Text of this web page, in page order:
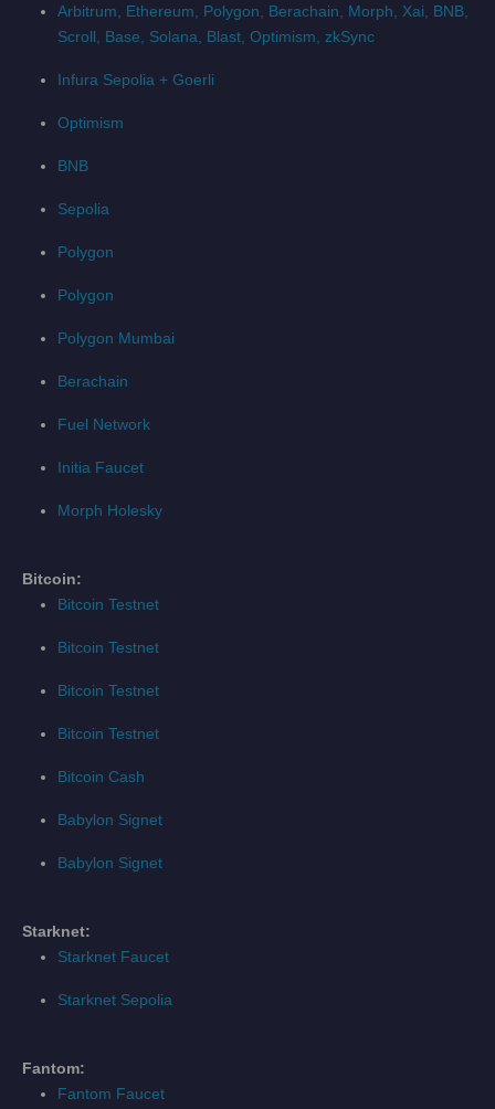
Arbitrum, Ethereum, Polygon, Berachain, Morph, Xai, BNB,
Scroll, Base, Solana, Blast, Optimism, zkSync
Infura Sepolia + Goerli
Optimism
BNB
Sepolia
Polygon
Polygon
Polygon Mumbai
Berachain
Fuel Network
Initia Faucet
Morph Holesky
Bitcoin:
Bitcoin Testnet
Bitcoin Testnet
Bitcoin Testnet
Bitcoin Testnet
Bitcoin Cash
Babylon Signet
Babylon Signet
Starknet:
Starknet Faucet
Starknet Sepolia
Fantom:
Fantom Faucet